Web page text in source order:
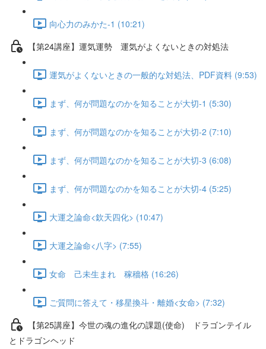
向心力のみかた-1 (10:21)
【第24講座】運気運勢 運気がよくないときの対処法
運気がよくないときの一般的な対処法、PDF資料 (9:53)
まず、何が問題なのかを知ることが大切-1 (5:30)
まず、何が問題なのかを知ることが大切-2 (7:10)
まず、何が問題なのかを知ることが大切-3 (6:08)
まず、何が問題なのかを知ることが大切-4 (5:25)
大運之論命<欽天四化> (10:47)
大運之論命<八字> (7:55)
女命 己未生まれ 稼穡格 (16:26)
ご質問に答えて・移星換斗・離婚<女命> (7:32)
【第25講座】今世の魂の進化の課題(使命) ドラゴンテイル
とドラゴンヘッド